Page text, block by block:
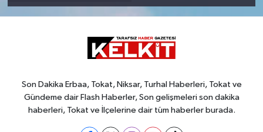
Son Dakika Erbaa, Tokat, Niksar, Turhal Haberleri, Tokat ve
Gündeme dair Flash Haberler, Son gelişmeleri son dakika
haberleri, Tokat ve İlçelerine dair tüm haberler burada.